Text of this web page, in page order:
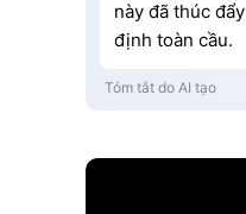
này đã thúc
định toàn cầu.
Tóm tắt do AI tạo